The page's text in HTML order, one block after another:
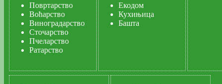
Повртарство
Воћарство
Виноградарство
Сточарство
Пчеларство
Ратарство
Екодом
Кухињица
Башта